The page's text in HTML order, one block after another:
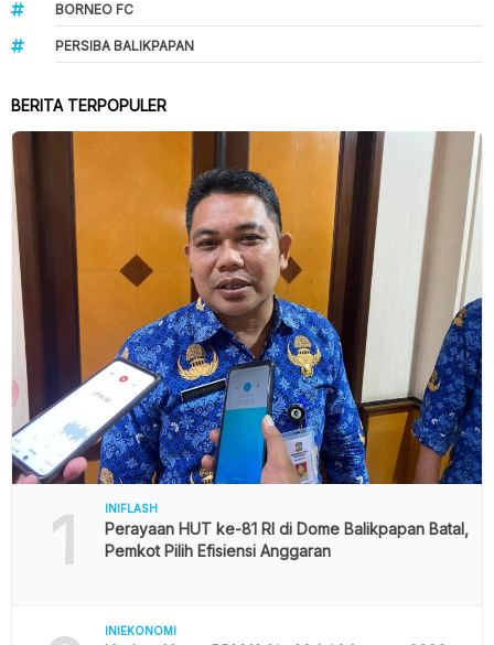
BORNEO FC
PERSIBA BALIKPAPAN
BERITA TERPOPULER
1 INIFLASH
Perayaan HUT ke-81 RI di Dome Balikpapan Batal,
Pemkot Pilih Efisiensi Anggaran
INIEKONOMI